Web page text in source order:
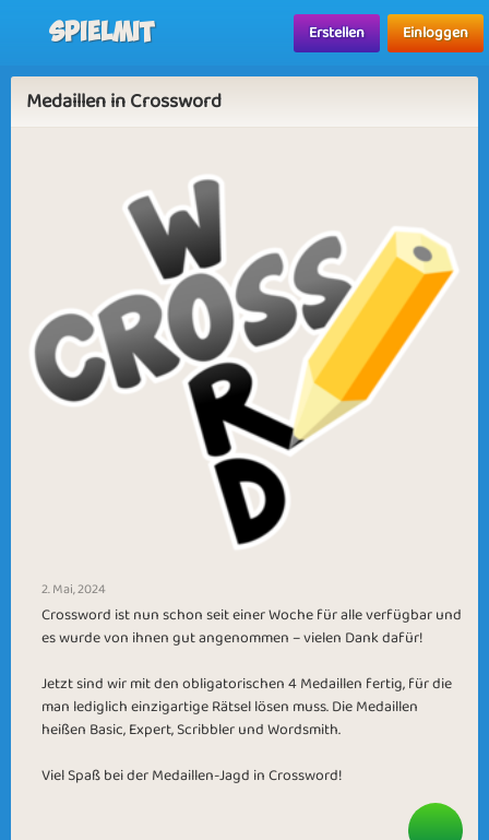
Spielmit Erstellen Einloggen
Medaillen in Crossword
2. Mai, 2024
Crossword ist nun schon seit einer Woche für alle verfügbar und
es wurde von ihnen gut angenommen – vielen Dank dafür!
Jetzt sind wir mit den obligatorischen 4 Medaillen fertig, für die
man lediglich einzigartige Rätsel lösen muss. Die Medaillen
heißen Basic, Expert, Scribbler und Wordsmith.
Viel Spaß bei der Medaillen-Jagd in Crossword!